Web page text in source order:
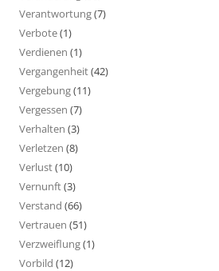
Verantwortung(7)
Verbote(1)
Verdienen (1)
Vergangenheit(42)
Vergebung(11)
Vergessen (7)
Verhalten (3)
Verletzen (8)
Verlust(10)
Vernunft(3)
Verstand (66)
Vertrauen (51)
Verzweiflung(1)
Vorbild (12)